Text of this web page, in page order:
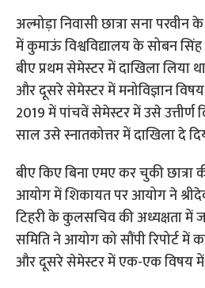
अल्मोड़ा निवासी छात्रा सना परवीन
में कुमाऊं विश्वविद्यालय के सोबन
बीए प्रथम सेमेस्टर में दाखिला लिया
और दूसरे सेमेस्टर में मनोविज्ञान
2019 में पांचवें सेमेस्टर में उसे उत्तीर्ण
साल उसे स्नातकोत्तर में दाखिला दे
बीए किए बिना एमए कर चुकी
आयोग में शिकायत पर आयोग ने
टिहरी के कुलसचिव की अध्यक्षता में
समिति ने आयोग को सौंपी रिपोर्ट में
और दूसरे सेमेस्टर में एक-एक विषय